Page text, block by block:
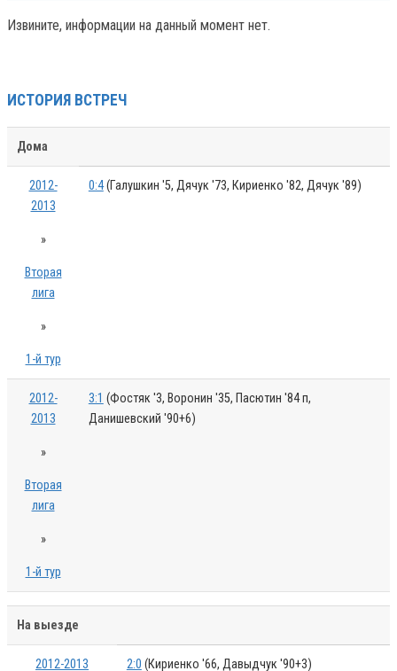
Извините, информации на данный момент нет.
ИСТОРИЯ ВСТРЕЧ
Дома
2012-
2013
»
Вторая
лига
»
1-й тур
0:4(Галушкин '5, Дячук '73, Кириенко '82, Дячук '89)
2012-
2013
»
Вторая
лига
»
1-й тур
3:1 (Фостяк '3, Воронин '35, Пасютин '84 п,
Данишевский '90+6)
На выезде
2012-2013 2:0 (Кириенко '66, Давыдчук '90+3)